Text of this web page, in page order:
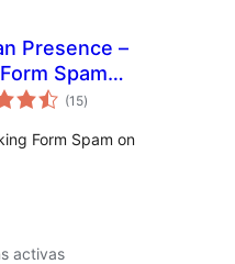
Presence –
Spam
ReCaptcha
(15valoracións
totais
)
Form Spam on
activas